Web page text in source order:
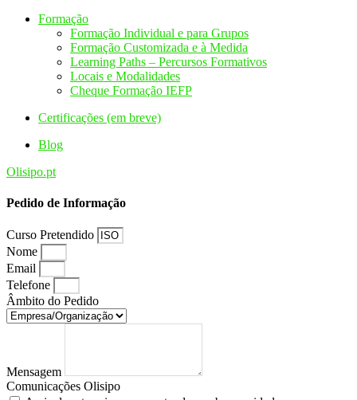
Formação
Formação Individual e para Grupos
Formação Customizada e à Medida
Learning Paths – Percursos Formativos
Locais e Modalidades
Cheque Formação IEFP
Certificações (em breve)
Blog
Olisipo.pt
Pedido de Informação
Curso Pretendido
Nome
Email
Telefone
Âmbito do Pedido
Mensagem
Comunicações Olisipo